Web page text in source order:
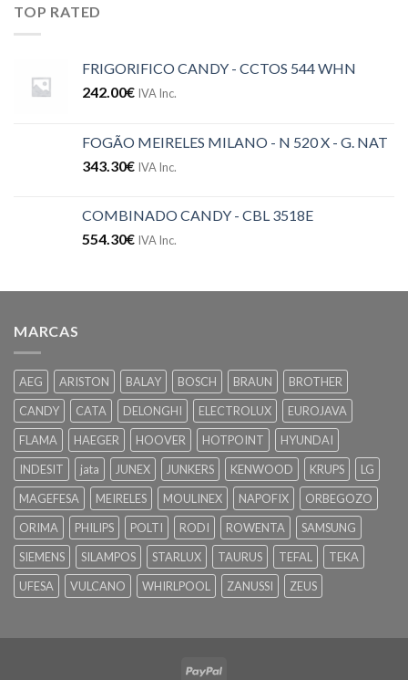
TOP RATED
FRIGORIFICO CANDY - CCTOS 544 WHN
242.00€ IVA Inc.
FOGÃO MEIRELES MILANO - N 520 X - G. NAT
343.30€ IVA Inc.
COMBINADO CANDY - CBL 3518E
554.30€ IVA Inc.
MARCAS
AEG ARISTON BALAY BOSCH BRAUN
BROTHER
CANDY
CATA DELONGHI ELECTROLUX
EUROJAVA
FLAMA
HAEGER HOOVER HOTPOINT
HYUNDAI
INDESIT
jata JUNEX JUNKERS KENWOOD KRUPS
LG
MAGEFESA
MEIRELES MOULINEX NAPOFIX
ORBEGOZO
ORIMA
PHILIPS POLTI RODI ROWENTA
SAMSUNG
SIEMENS
SILAMPOS STARLUX TAURUS TEFAL
TEKA
UFESA
VULCANO WHIRLPOOL ZANUSSI ZEUS